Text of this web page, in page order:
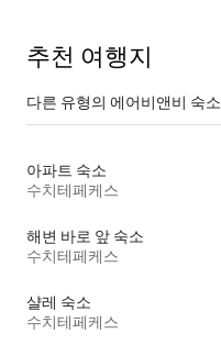
추천 여행지
다른 유형의 에어비앤비 숙소
아파트 숙소
수치테페케스
해변 바로 앞 숙소
수치테페케스
샬레 숙소
수치테페케스